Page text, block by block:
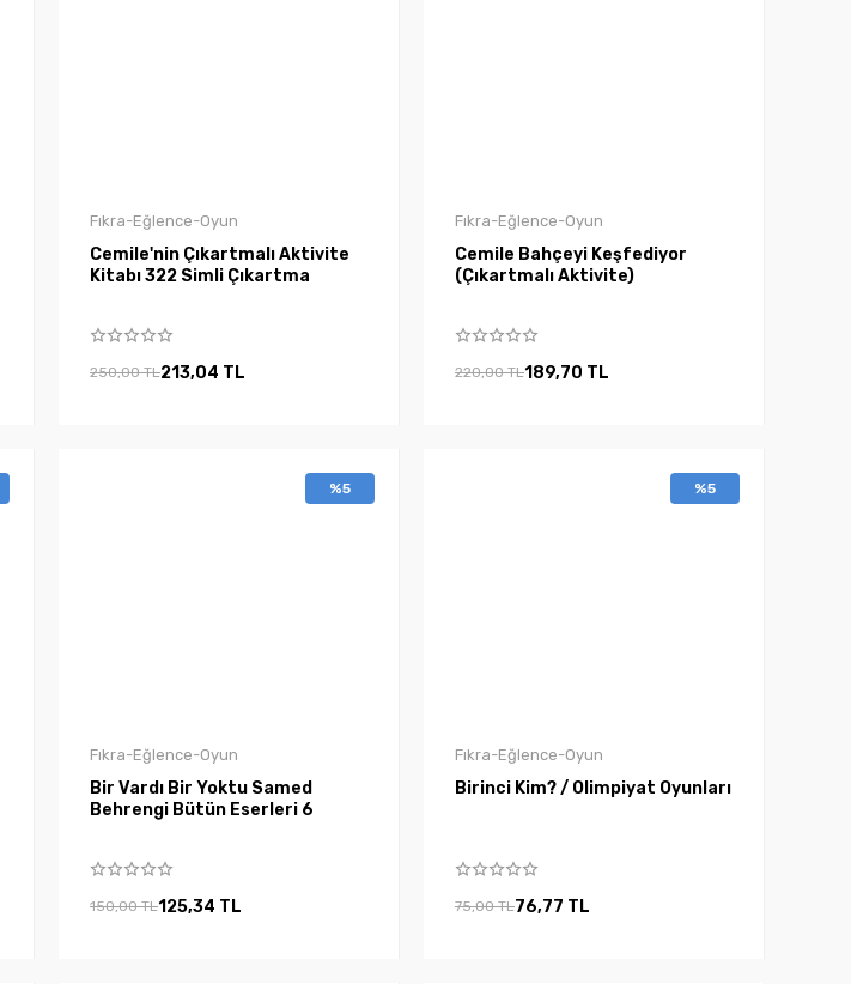
Fıkra-Eğlence-Oyun
Cemile'nin Çıkartmalı Aktivite
Kitabı 322 Simli Çıkartma
250,00 TL213,04 TL
Fıkra-Eğlence-Oyun
Cemile Bahçeyi Keşfediyor
(Çıkartmalı Aktivite)
220,00 TL189,70 TL
%5
Fıkra-Eğlence-Oyun
Bir Vardı Bir Yoktu Samed
Behrengi Bütün Eserleri 6
150,00 TL125,34 TL
%5
Fıkra-Eğlence-Oyun
Birinci Kim? / Olimpiyat Oyunları
75,00 TL76,77 TL